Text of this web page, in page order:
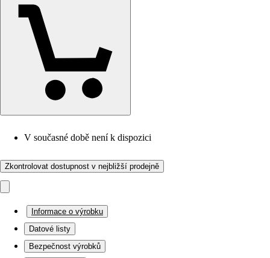
V současné době není k dispozici
Zkontrolovat dostupnost v nejbližší prodejně
Informace o výrobku
Datové listy
Bezpečnost výrobků